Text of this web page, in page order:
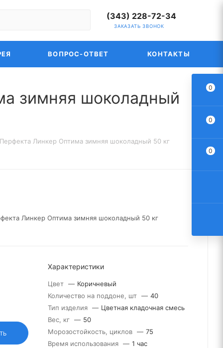
(343) 228-72-34
ЗАКАЗАТЬ ЗВОНОК
ВОПРОС-ОТВЕТ КОНТАКТЫ
зимняя шоколадный
Линкер Оптима зимняя шоколадный 50 кг
Линкер Оптима зимняя шоколадный 50 кг
Характеристики
Цвет — Коричневый
Количество на поддоне, шт — 40
Тип изделия — Цветная кладочная смесь
Вес, кг — 50
Морозостойкость, циклов — 75
Время использования — 1 час
0
0
0